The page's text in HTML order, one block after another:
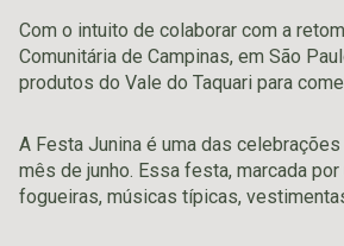
Com o intuito de colaborar com a
Comunitária de Campinas, em São
produtos do Vale do Taquari para
A Festa Junina é uma das
mês de junho. Essa festa, marcada
fogueiras, músicas típicas,